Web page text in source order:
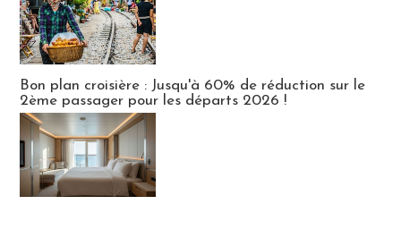
Bon plan croisière : Jusqu'à 60% de réduction sur le
2ème passager pour les départs 2026 !